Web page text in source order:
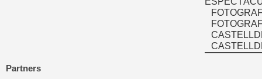
Partners